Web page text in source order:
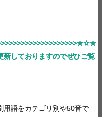
>>>>>>>>>>>★☆★
新しておりますのでぜひご覧
語をカテゴリ別や50音で